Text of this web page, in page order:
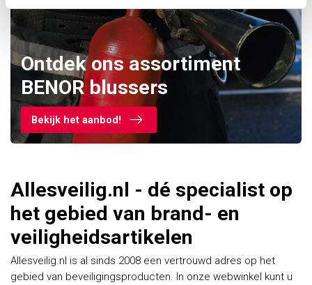
Ontdek ons assortiment
BENOR blussers
Bekijk het aanbod!
Allesveilig.nl - dé specialist op
het gebied van brand- en
veiligheidsartikelen
Allesveilig.nl is al sinds 2008 een vertrouwd adres op het
gebied van beveiligingsproducten. In onze webwinkel kunt u